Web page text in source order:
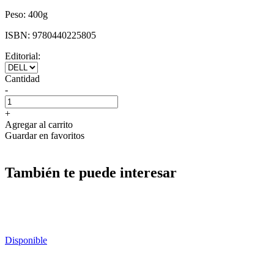
Peso: 400g
ISBN: 9780440225805
Editorial:
Cantidad
-
+
Agregar al carrito
Guardar en favoritos
También te puede interesar
Disponible